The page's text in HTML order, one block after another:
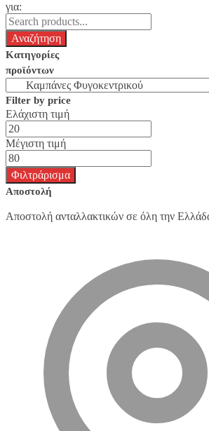
για:
Κατηγορίες
προϊόντων
Filter by price
Ελάχιστη τιμή
Μέγιστη τιμή
Φιλτράρισμα
Αποστολή
Αποστολή ανταλλακτικών σε όλη την